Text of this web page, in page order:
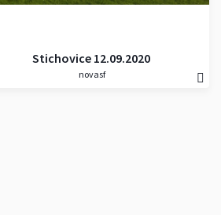
Stichovice 12.09.2020
novasf